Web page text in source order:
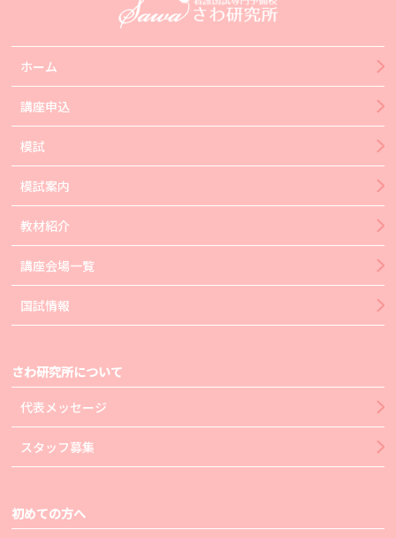
ホーム
講座申込
模試
模試案内
教材紹介
講座会場一覧
国試情報
さわ研究所について
代表メッセージ
スタッフ募集
初めての方へ